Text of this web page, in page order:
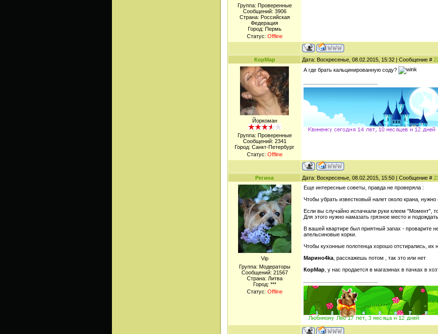
Группа: Проверенные
Сообщений: 3906
Страна: Российская
Федерация
Город: Пермь
Статус: Offline
КорМар Дата: Воскресенье, 08.02.2015, 15:32 | Сообщение #
Йоркоман
Группа: Проверенные
Сообщений: 2341
Город: Санкт-Петербург
Статус: Offline
А где брать кальцинированную соду?
Регина Дата: Воскресенье, 08.02.2015, 15:50 | Сообщение #
Viр
Группа: Модераторы
Сообщений: 21567
Страна: Литва
Город: ***
Статус: Offline
Еще интересные советы, правда не проверяла :
Чтобы убрать известковый налет около крана,
Если вы случайно испачкали руки клеем "Момент",
Для этого нужно намазать грязное место и
В вашей квартире был приятный запах - проварите
апельсиновые корки.
Чтобы кухонные полотенца хорошо отстирались, их
Марино4kа , расскажешь потом , так это или нет
КорМар , у нас продается в магазинах в пачках в